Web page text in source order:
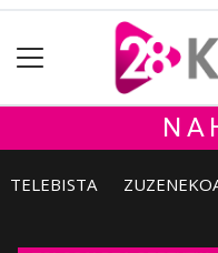
TELEBISTA